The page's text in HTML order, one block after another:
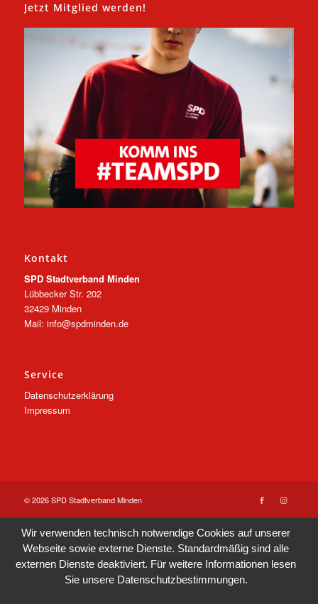
Jetzt Mitglied werden!
Kontakt
SPD Stadtverband Minden
Lübbecker Str. 202
32429 Minden
Mail: info@spdminden.de
Service
Datenschutzerklärung
Impressum
© 2026 SPD Stadtverband Minden
Wir verwenden technisch notwendige Cookies auf unserer
Webseite sowie externe Dienste. Standardmäßig sind alle
externen Dienste deaktiviert. Für weitere Informationen lesen
Sie unsere Datenschutzbestimmungen.